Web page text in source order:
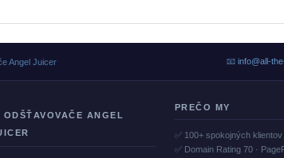
Angel Juicer 📧 info@all-
ODŠŤAVOVAČE ANGEL
PREČO MY
✅ 100+ spokojných klientov
✅ Domain Rating 70 ·